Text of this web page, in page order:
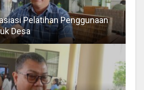
Pelatihan Penggunaan
Desa